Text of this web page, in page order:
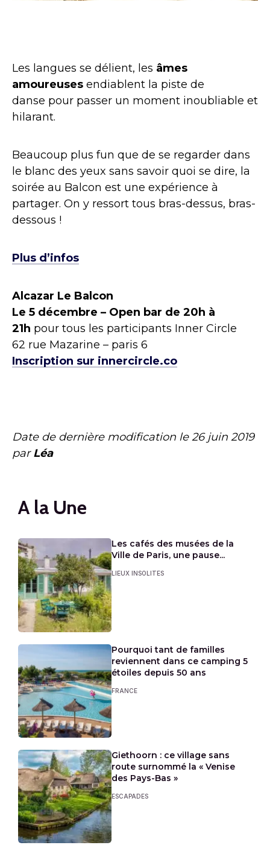
Les langues se délient, les âmes
amoureuses endiablent la piste de
danse pour passer un moment inoubliable et
hilarant.
Beaucoup plus fun que de se regarder dans
le blanc des yeux sans savoir quoi se dire, la
soirée au Balcon est une expérience à
partager. On y ressort tous bras-dessus, bras-
dessous !
Plus d’infos
Alcazar Le Balcon
Le 5 décembre – Open bar de 20h à
21h pour tous les participants Inner Circle
62 rue Mazarine – paris 6
Inscription sur innercircle.co
Date de dernière modification le26 juin 2019
parLéa
A la Une
Les cafés des musées de la
Ville de Paris, une pause...
LIEUX INSOLITES
Pourquoi tant de familles
reviennent dans ce camping 5
étoiles depuis 50 ans
FRANCE
Giethoorn : ce village sans
route surnommé la « Venise
des Pays-Bas »
ESCAPADES